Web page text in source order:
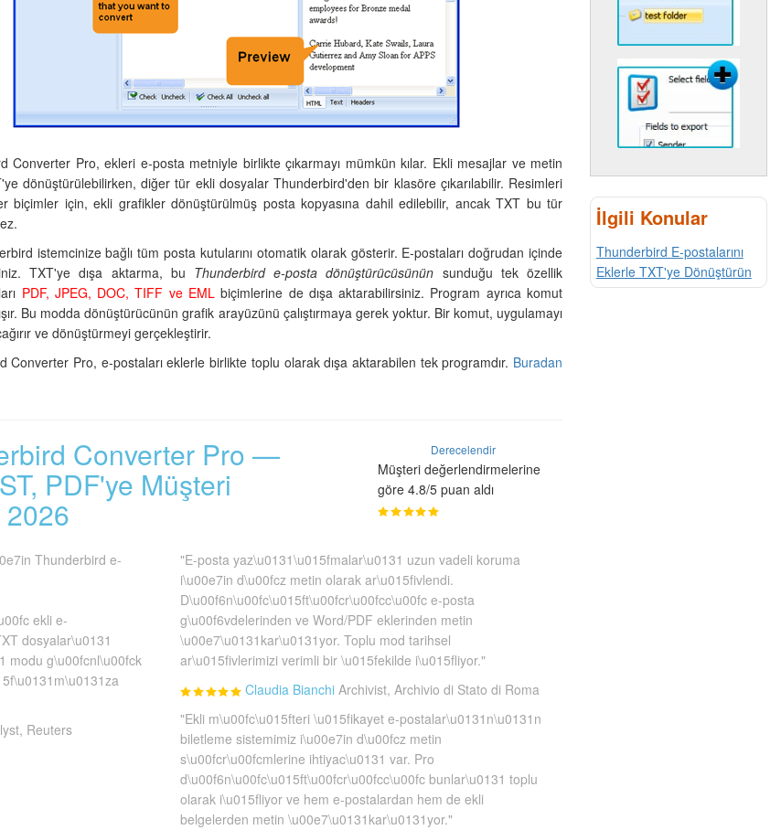
Converter Pro, ekleri e-posta metniyle birlikte çıkarmayı mümkün kılar. Ekli mesajlar ve metin
dönüştürülebilirken, diğer tür ekli dosyalar Thunderbird'den bir klasöre çıkarılabilir. Resimleri
biçimler için, ekli grafikler dönüştürülmüş posta kopyasına dahil edilebilir, ancak TXT bu tür
istemcinize bağlı tüm posta kutularını otomatik olarak gösterir. E-postaları doğrudan içinde
TXT'ye dışa aktarma, bu Thunderbird e-posta dönüştürücüsünün sunduğu tek özellik
PDF, JPEG, DOC, TIFF ve EML biçimlerine de dışa aktarabilirsiniz. Program ayrıca komut
Bu modda dönüştürücünün grafik arayüzünü çalıştırmaya gerek yoktur. Bir komut, uygulamayı
ve dönüştürmeyi gerçekleştirir.
Converter Pro, e-postaları eklerle birlikte toplu olarak dışa aktarabilen tek programdır. Buradan
Converter Pro —
PDF'ye Müşteri
Derecelendir
Müşteri değerlendirmelerine
göre 4.8/5 puan aldı
Thunderbird e-
ekli e-
dosyalar\u0131
modu g\u00fcnl\u00fck
Reuters
"E-posta yaz\u0131\u015fmalar\u0131 uzun vadeli koruma
i\u00e7in d\u00fcz metin olarak ar\u015fivlendi.
D\u00f6n\u00fc\u015ft\u00fcr\u00fcc\u00fc e-posta
g\u00f6vdelerinden ve Word/PDF eklerinden metin
\u00e7\u0131kar\u0131yor. Toplu mod tarihsel
ar\u015fivlerimizi verimli bir \u015fekilde i\u015fliyor."
Claudia Bianchi Archivist, Archivio di Stato di Roma
"Ekli m\u00fc\u015fteri \u015fikayet e-postalar\u0131n\u0131n
biletleme sistemimiz i\u00e7in d\u00fcz metin
s\u00fcr\u00fcmlerine ihtiyac\u0131 var. Pro
d\u00f6n\u00fc\u015ft\u00fcr\u00fcc\u00fc bunlar\u0131 toplu
olarak i\u015fliyor ve hem e-postalardan hem de ekli
belgelerden metin \u00e7\u0131kar\u0131yor."
İlgili Konular
Thunderbird E-postalarını
Eklerle TXT'ye Dönüştürün